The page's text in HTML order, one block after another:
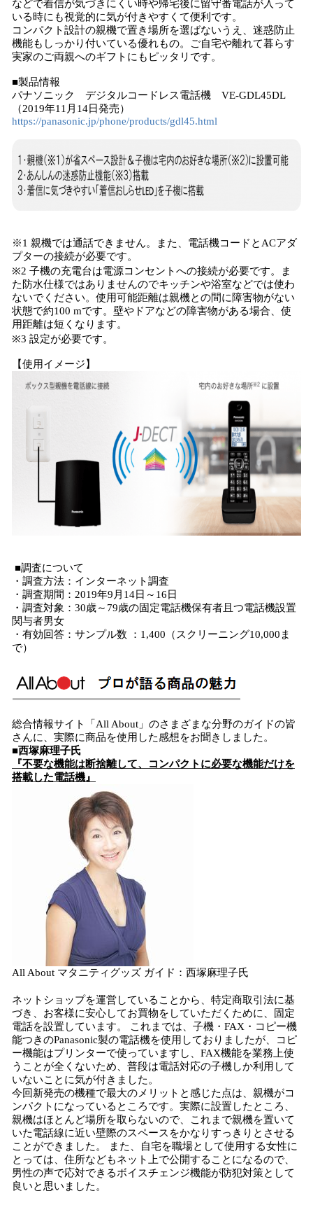
などで着信が気づきにくい時や帰宅後に留守番電話が入って
いる時にも視覚的に気が付きやすくて便利です。
コンパクト設計の親機で置き場所を選ばないうえ、迷惑防止
機能もしっかり付いている優れもの。ご自宅や離れて暮らす
実家のご両親へのギフトにもピッタリです。
■製品情報
パナソニック デジタルコードレス電話機 VE-GDL45DL
（2019年11月14日発売）
https://panasonic.jp/phone/products/gdl45.html
※1 親機では通話できません。また、電話機コードとACアダ
プターの接続が必要です。
※2 子機の充電台は電源コンセントへの接続が必要です。ま
た防水仕様ではありませんのでキッチンや浴室などでは使わ
ないでください。使用可能距離は親機との間に障害物がない
状態で約100 mです。壁やドアなどの障害物がある場合、使
用距離は短くなります。
※3 設定が必要です。
【使用イメージ】
■調査について
・調査方法：インターネット調査
・調査期間：2019年9月14日～16日
・調査対象：30歳～79歳の固定電話機保有者且つ電話機設置
関与者男女
・有効回答：サンプル数 ：1,400（スクリーニング10,000ま
で）
総合情報サイト「All About」のさまざまな分野のガイドの皆
さんに、実際に商品を使用した感想をお聞きしました。
■西塚麻理子氏
『不要な機能は断捨離して、コンパクトに必要な機能だけを
搭載した電話機』
All About マタニティグッズ ガイド：西塚麻理子氏
ネットショップを運営していることから、特定商取引法に基
づき、お客様に安心してお買物をしていただくために、固定
電話を設置しています。 これまでは、子機・FAX・コピー機
能つきのPanasonic製の電話機を使用しておりましたが、コピ
ー機能はプリンターで使っていますし、FAX機能を業務上使
うことが全くないため、普段は電話対応の子機しか利用して
いないことに気が付きました。
今回新発売の機種で最大のメリットと感じた点は、親機がコ
ンパクトになっているところです。実際に設置したところ、
親機はほとんど場所を取らないので、これまで親機を置いて
いた電話線に近い壁際のスペースをかなりすっきりとさせる
ことができました。 また、自宅を職場として使用する女性に
とっては、住所などもネット上で公開することになるので、
男性の声で応対できるボイスチェンジ機能が防犯対策として
良いと思いました。